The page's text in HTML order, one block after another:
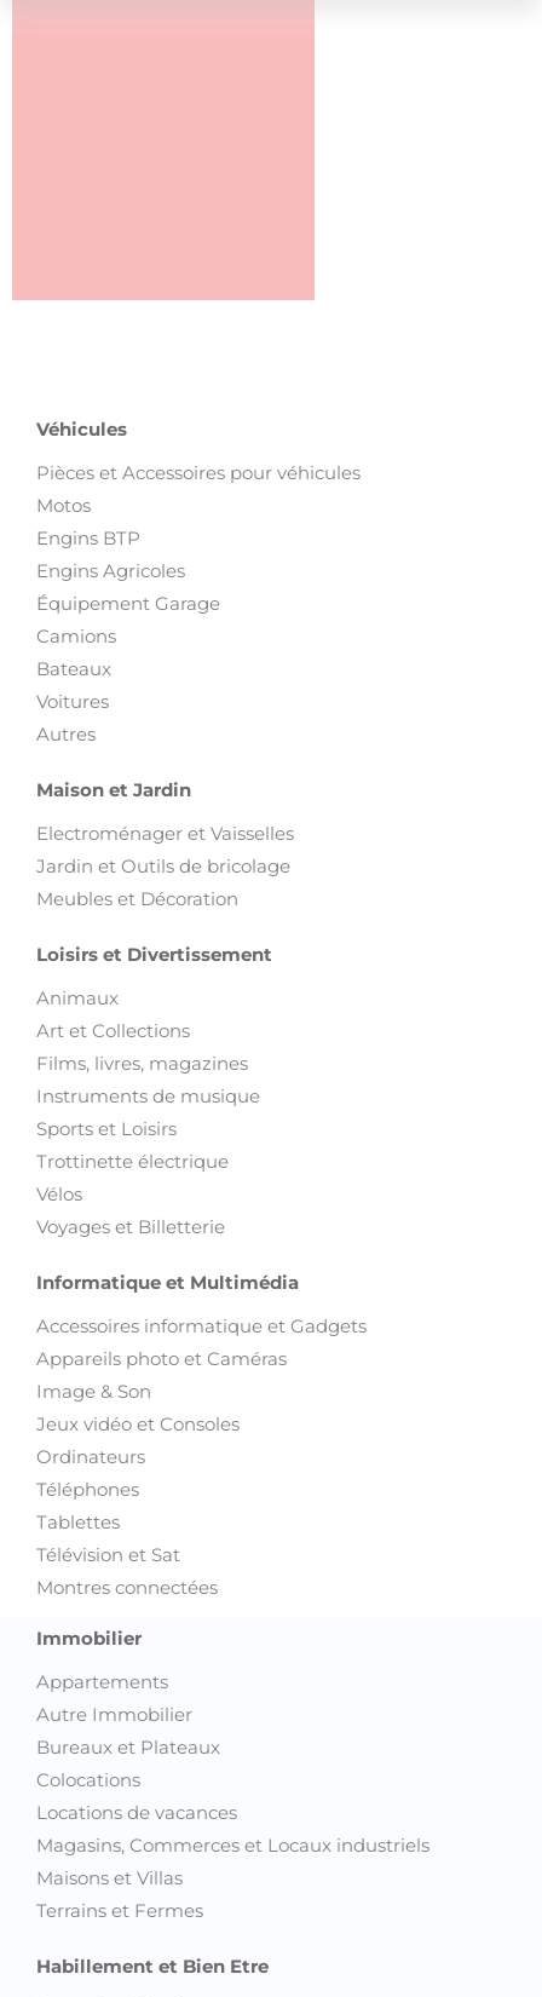
Véhicules
Pièces et Accessoires pour véhicules
Motos
Engins BTP
Engins Agricoles
Équipement Garage
Camions
Bateaux
Voitures
Autres
Maison et Jardin
Electroménager et Vaisselles
Jardin et Outils de bricolage
Meubles et Décoration
Loisirs et Divertissement
Animaux
Art et Collections
Films, livres, magazines
Instruments de musique
Sports et Loisirs
Trottinette électrique
Vélos
Voyages et Billetterie
Informatique et Multimédia
Accessoires informatique et Gadgets
Appareils photo et Caméras
Image & Son
Jeux vidéo et Consoles
Ordinateurs
Téléphones
Tablettes
Télévision et Sat
Montres connectées
Immobilier
Appartements
Autre Immobilier
Bureaux et Plateaux
Colocations
Locations de vacances
Magasins, Commerces et Locaux industriels
Maisons et Villas
Terrains et Fermes
Habillement et Bien Etre